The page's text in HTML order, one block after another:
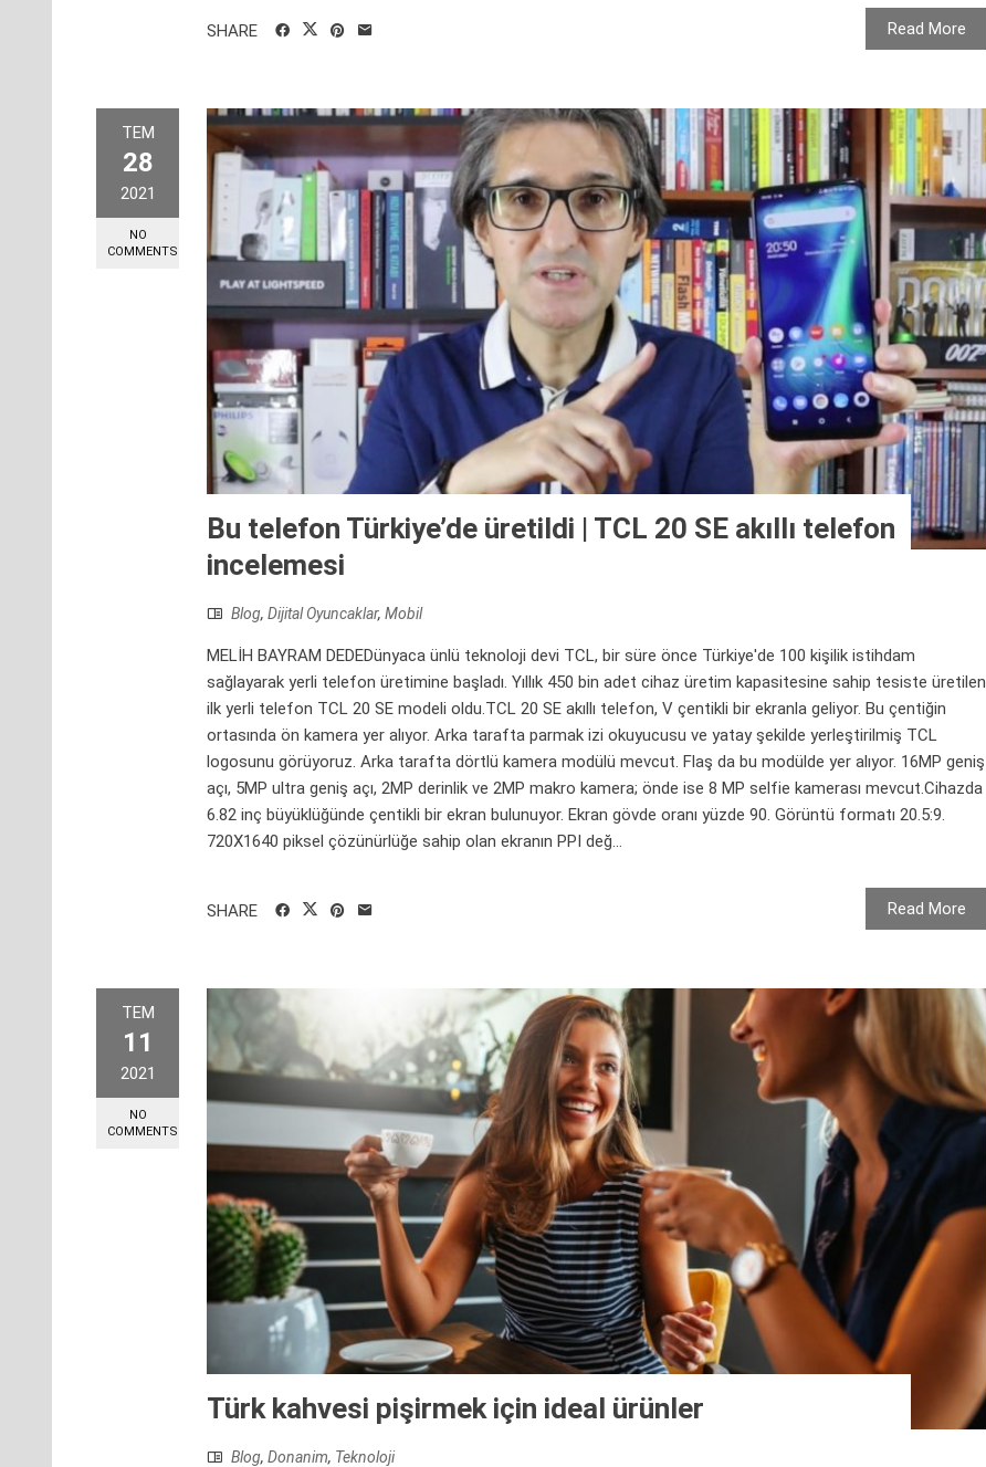
Read More
SHARE
TEM
28
2021
NO
COMMENTS
Bu telefon Türkiye’de üretildi | TCL 20 SE akıllı telefon
incelemesi
Blog, Dijital Oyuncaklar, Mobil
MELİH BAYRAM DEDEDünyaca ünlü teknoloji devi TCL, bir süre önce Türkiye'de 100 kişilik istihdam
sağlayarak yerli telefon üretimine başladı. Yıllık 450 bin adet cihaz üretim kapasitesine sahip tesiste üretilen
ilk yerli telefon TCL 20 SE modeli oldu.TCL 20 SE akıllı telefon, V çentikli bir ekranla geliyor. Bu çentiğin
ortasında ön kamera yer alıyor. Arka tarafta parmak izi okuyucusu ve yatay şekilde yerleştirilmiş TCL
logosunu görüyoruz. Arka tarafta dörtlü kamera modülü mevcut. Flaş da bu modülde yer alıyor. 16MP geniş
açı, 5MP ultra geniş açı, 2MP derinlik ve 2MP makro kamera; önde ise 8 MP selfie kamerası mevcut.Cihazda
6.82 inç büyüklüğünde çentikli bir ekran bulunuyor. Ekran gövde oranı yüzde 90. Görüntü formatı 20.5:9.
720X1640 piksel çözünürlüğe sahip olan ekranın PPI değ...
Read More
SHARE
TEM
11
2021
NO
COMMENTS
Türk kahvesi pişirmek için ideal ürünler
Blog, Donanim, Teknoloji